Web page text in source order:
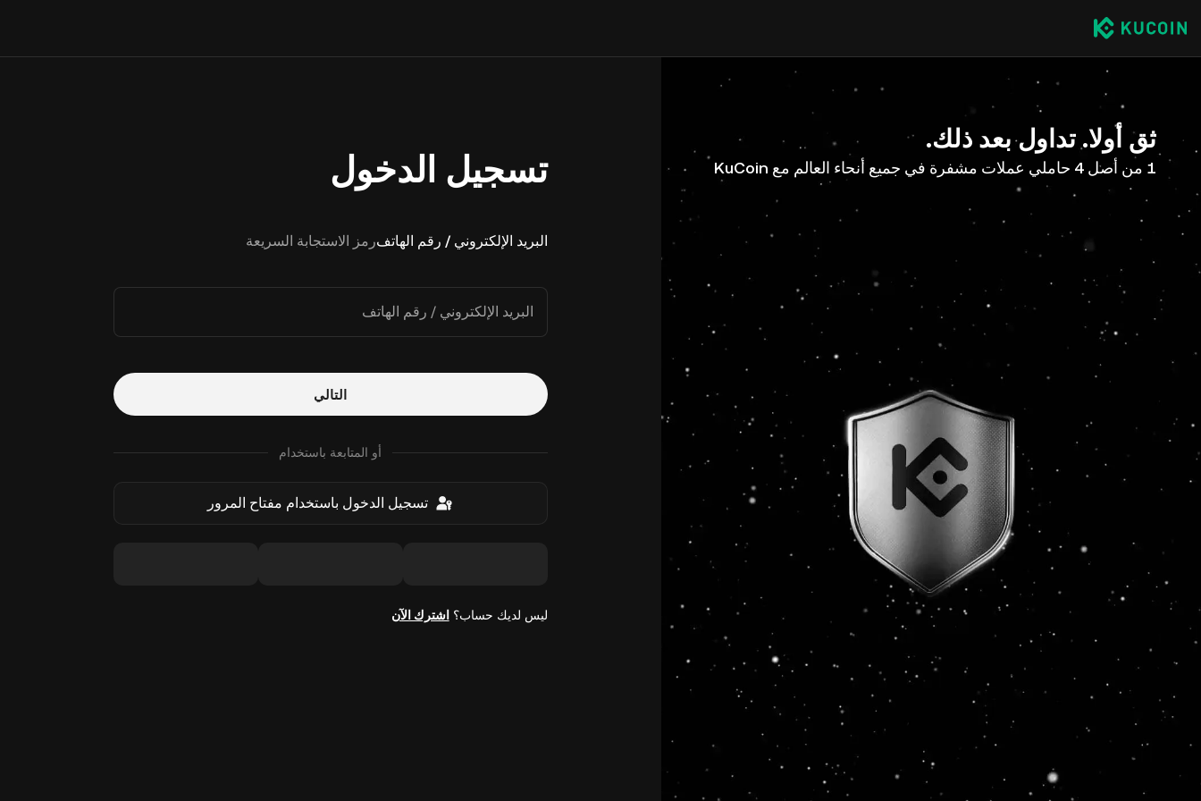
ثق أولا. تداول بعد ذلك.
1 من أصل 4 حاملي عملات مشفرة في جميع أنحاء العالم مع KuCoin تسجيل الدخول
البريد الإلكتروني / رقم الهاتفرمز الاستجابة السريعة
البريد الإلكتروني / رقم الهاتف
التالي
أو المتابعة باستخدام
تسجيل الدخول باستخدام مفتاح المرور
ليس لديك حساب؟ اشترك الآن